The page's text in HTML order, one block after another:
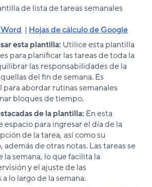
de lista de tareas semanales
| Hojas de cálculo de Google
esta plantilla: Utilice esta plantilla
para planificar las tareas de toda la
las responsabilidades de la
del fin de semana. Es
abordar rutinas semanales
bloques de tiempo.
de la plantilla: En esta
espacio para ingresar el día de la
de la tarea, así como su
de otras notas. Las tareas se
semana, lo que facilita la
y el ajuste de las
lo largo de la semana.